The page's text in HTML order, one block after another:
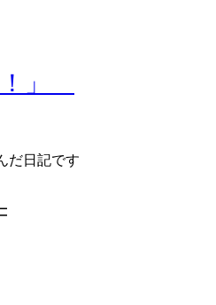
！」
だ日記です